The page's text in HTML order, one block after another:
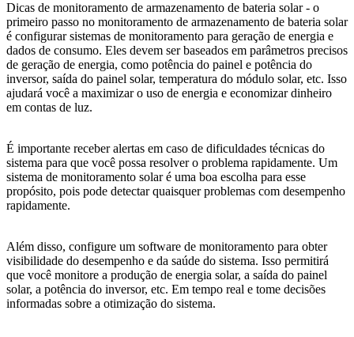
Dicas de monitoramento de armazenamento de bateria solar - o
primeiro passo no monitoramento de armazenamento de bateria solar
é configurar sistemas de monitoramento para geração de energia e
dados de consumo. Eles devem ser baseados em parâmetros precisos
de geração de energia, como potência do painel e potência do
inversor, saída do painel solar, temperatura do módulo solar, etc. Isso
ajudará você a maximizar o uso de energia e economizar dinheiro
em contas de luz.
É importante receber alertas em caso de dificuldades técnicas do
sistema para que você possa resolver o problema rapidamente. Um
sistema de monitoramento solar é uma boa escolha para esse
propósito, pois pode detectar quaisquer problemas com desempenho
rapidamente.
Além disso, configure um software de monitoramento para obter
visibilidade do desempenho e da saúde do sistema. Isso permitirá
que você monitore a produção de energia solar, a saída do painel
solar, a potência do inversor, etc. Em tempo real e tome decisões
informadas sobre a otimização do sistema.